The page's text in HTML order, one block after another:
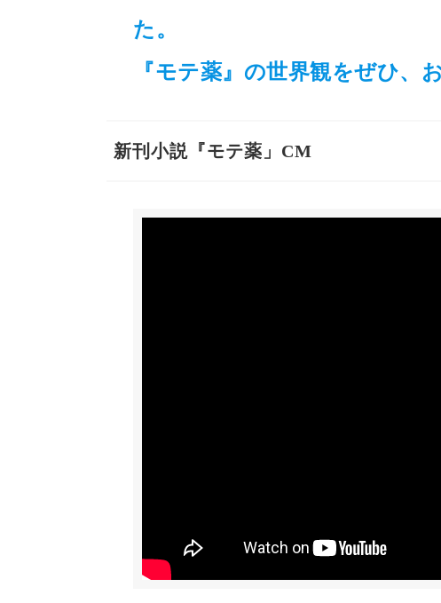
た。
『モテ薬』の世界観をぜひ、
新刊小説『モテ薬」CM